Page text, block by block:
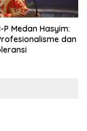
P Medan Hasyim:
dan